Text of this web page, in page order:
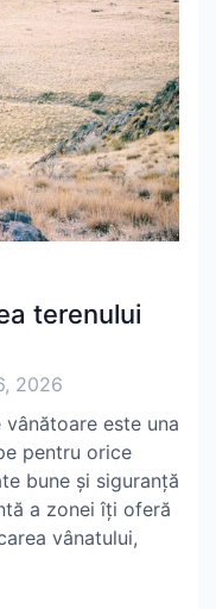
terenului
2026
este una
pentru orice
bune și siguranță
a zonei îți oferă
vânatului,